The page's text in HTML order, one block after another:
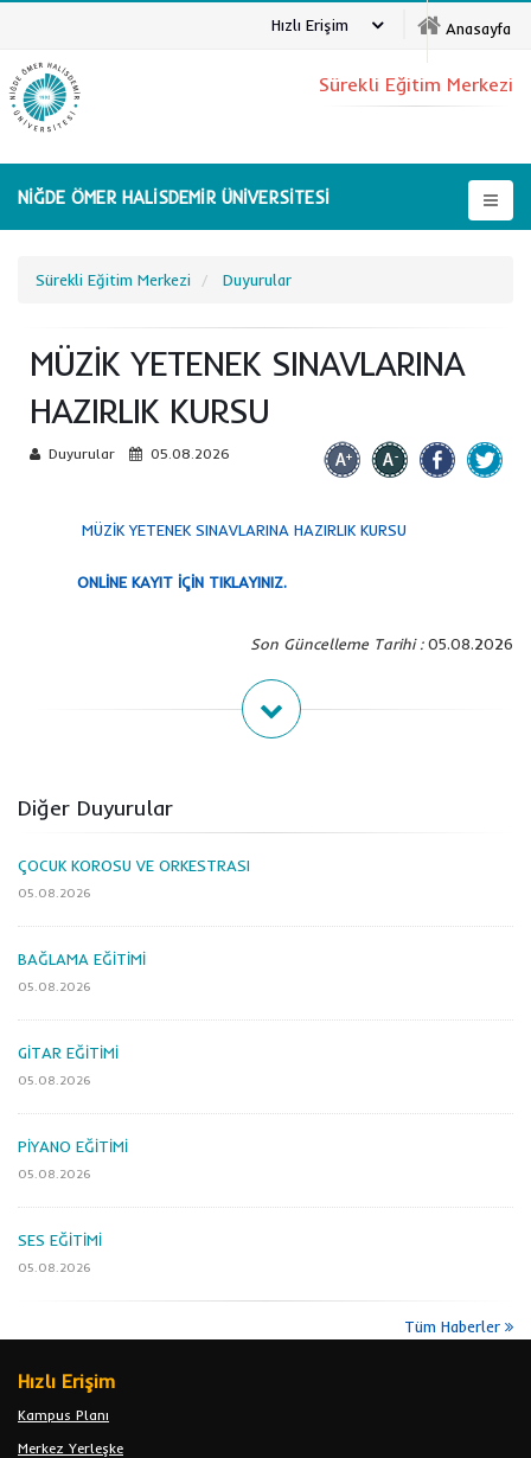
Anasayfa
Hızlı Erişim
NİĞDE ÖMER HALİSDEMİR ÜNİVERSİTESİ
Sürekli Eğitim Merkezi
Sürekli Eğitim Merkezi Duyurular
MÜZİK YETENEK SINAVLARINA
HAZIRLIK KURSU
Duyurular 05.08.2026
MÜZİK YETENEK SINAVLARINA HAZIRLIK KURSU
ONLİNE KAYIT İÇİN TIKLAYINIZ.
Son Güncelleme Tarihi :05.08.2026
Diğer Duyurular
ÇOCUK KOROSU VE ORKESTRASI
05.08.2026
BAĞLAMA EĞİTİMİ
05.08.2026
GİTAR EĞİTİMİ
05.08.2026
PİYANO EĞİTİMİ
05.08.2026
SES EĞİTİMİ
05.08.2026
Tüm Haberler
Hızlı Erişim
Kampus Planı
Merkez Yerleşke